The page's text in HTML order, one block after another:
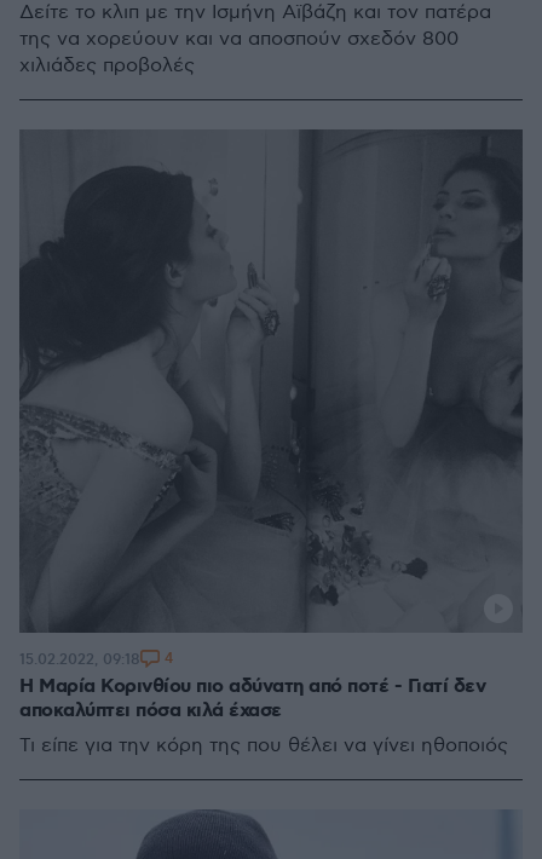
Δείτε το κλιπ με την Ισμήνη Αϊβάζη και τον πατέρα
της να χορεύουν και να αποσπούν σχεδόν 800
χιλιάδες προβολές
Η Μαρία Κορινθίου πιο αδύνατη από ποτέ - Γιατί δεν
αποκαλύπτει πόσα κιλά έχασε
Τι είπε για την κόρη της που θέλει να γίνει ηθοποιός
15.02.2022, 09:18 4